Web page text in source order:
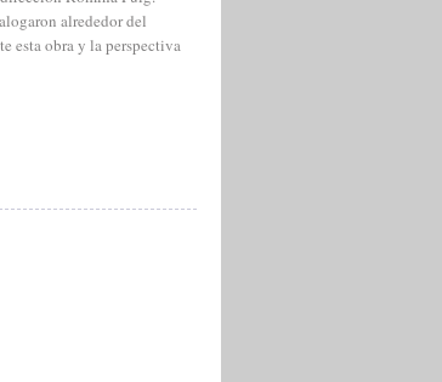
alrededor del
esta obra y la perspectiva